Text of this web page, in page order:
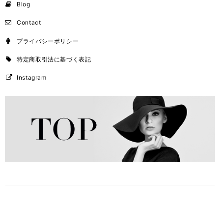
Blog
Contact
プライバシーポリシー
特定商取引法に基づく表記
Instagram